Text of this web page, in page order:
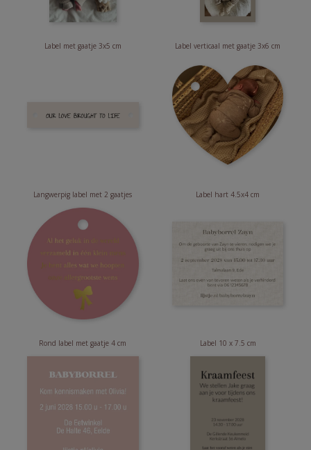
Label met gaatje 3x5 cm Label verticaal met gaatje 3x6 cm
Langwerpig label met 2 gaatjes Label hart 4.5x4 cm
Rond label met gaatje 4 cm Label 10 x 7.5 cm